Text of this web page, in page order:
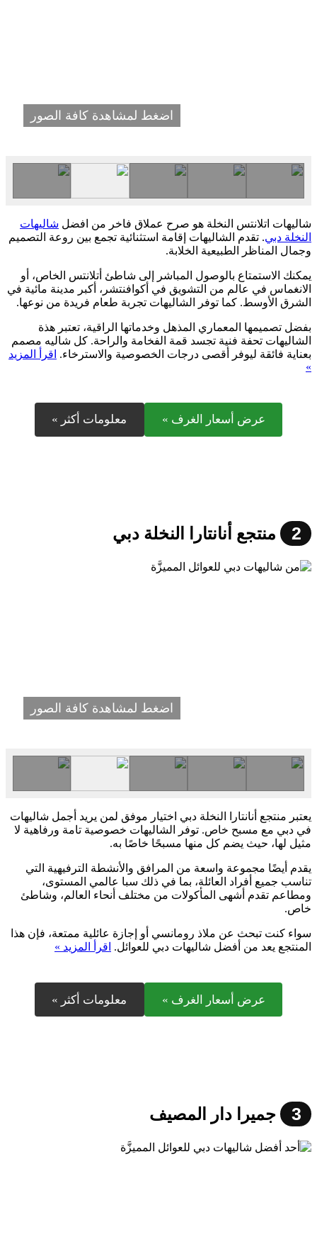
اضغط لمشاهدة كافة الصور
شاليهات اتلانتس النخلة هو صرح عملاق فاخر من افضل شاليهات
النخلة دبي. تقدم الشاليهات إقامة استثنائية تجمع بين روعة التصميم
وجمال المناظر الطبيعية الخلابة.
يمكنك الاستمتاع بالوصول المباشر إلى شاطئ أتلانتس الخاص، أو
الانغماس في عالم من التشويق في أكوافنتشر، أكبر مدينة مائية في
الشرق الأوسط. كما توفر الشاليهات تجربة طعام فريدة من نوعها.
بفضل تصميمها المعماري المذهل وخدماتها الراقية، تعتبر هذة
الشاليهات تحفة فنية تجسد قمة الفخامة والراحة. كل شاليه مصمم
بعناية فائقة ليوفر أقصى درجات الخصوصية والاسترخاء. اقرأ المزيد
»
عرض أسعار الغرف » معلومات أكثر »
2 منتجع أنانتارا النخلة دبي
اضغط لمشاهدة كافة الصور
يعتبر منتجع أنانتارا النخلة دبي اختيار موفق لمن يريد أجمل شاليهات
في دبي مع مسبح خاص. توفر الشاليهات خصوصية تامة ورفاهية لا
مثيل لها، حيث يضم كل منها مسبحًا خاصًا به.
يقدم أيضًا مجموعة واسعة من المرافق والأنشطة الترفيهية التي
تناسب جميع أفراد العائلة، بما في ذلك سبا عالمي المستوى،
ومطاعم تقدم أشهى المأكولات من مختلف أنحاء العالم، وشاطئ
خاص.
سواء كنت تبحث عن ملاذ رومانسي أو إجازة عائلية ممتعة، فإن هذا
المنتجع يعد من أفضل شاليهات دبي للعوائل. اقرأ المزيد »
عرض أسعار الغرف » معلومات أكثر »
3 جميرا دار المصيف